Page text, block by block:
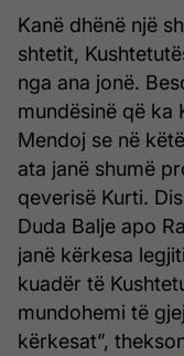
Kanë dhënë një
shtetit,
nga ana jonë.
mundësinë që ka
Mendoj se në
ata janë shumë
qeverisë Kurti.
Duda Balje apo
janë kërkesa
kuadër të
mundohemi të
kërkesat”,